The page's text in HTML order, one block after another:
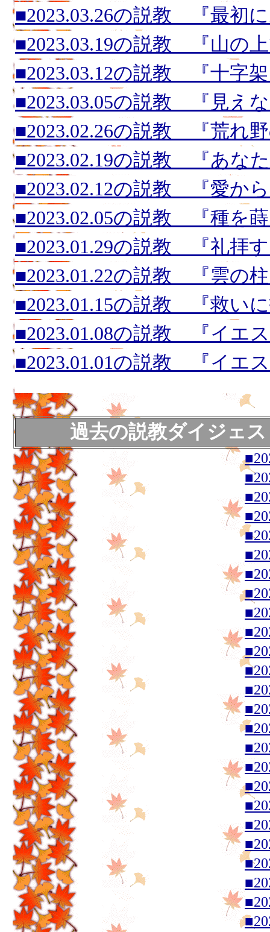
■2023.03.26の説教 『最初
■2023.03.19の説教 『山の
■2023.03.12の説教 『十字
■2023.03.05の説教 『見え
■2023.02.26の説教 『荒れ
■2023.02.19の説教 『あな
■2023.02.12の説教 『愛か
■2023.02.05の説教 『種を
■2023.01.29の説教 『礼拝
■2023.01.22の説教 『雲の
■2023.01.15の説教 『救い
■2023.01.08の説教 『イエ
■2023.01.01の説教 『イエ
過去の説教ダイジェ